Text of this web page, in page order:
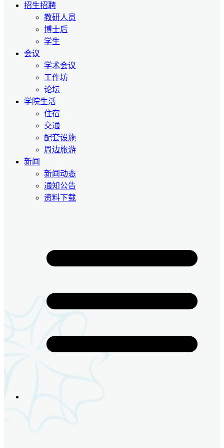
招生招聘
教研人员
博士后
学生
会议
学术会议
工作坊
论坛
学院生活
住宿
交通
配套设施
周边旅游
新闻
新闻动态
通知公告
资料下载